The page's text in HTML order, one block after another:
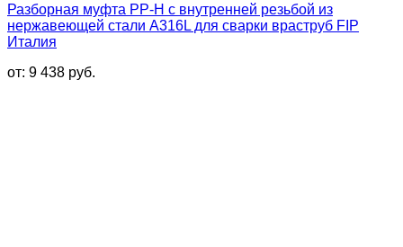
Разборная муфта PP-H с внутренней резьбой из
нержавеющей стали A316L для сварки враструб FIP
Италия
от: 9 438 руб.